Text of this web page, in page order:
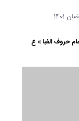
حروف الفبا » ع